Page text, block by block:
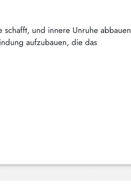
schafft, und innere Unruhe abbauen
aufzubauen, die das